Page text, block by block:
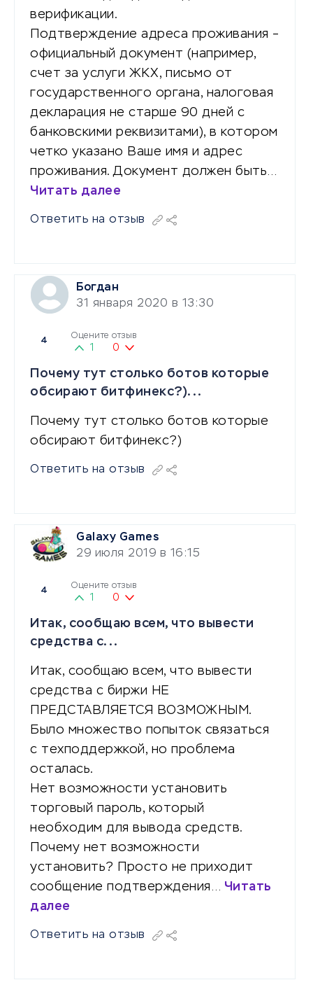
верификации.
Подтверждение адреса проживания –
официальный документ (например,
счет за услуги ЖКХ, письмо от
государственного органа, налоговая
декларация не старше 90 дней с
банковскими реквизитами), в котором
четко указано Ваше имя и адрес
проживания. Документ должен быть…
Читать далее
Ответить на отзыв
Богдан
31 января 2020 в 13:30
4
Оцените отзыв
1 0
Почему тут столько ботов которые
обсирают битфинекс?)...
Почему тут столько ботов которые
обсирают битфинекс?)
Ответить на отзыв
Galaxy Games
29 июля 2019 в 16:15
4
Оцените отзыв
1 0
Итак, сообщаю всем, что вывести
средства с...
Итак, сообщаю всем, что вывести
средства с биржи НЕ
ПРЕДСТАВЛЯЕТСЯ ВОЗМОЖНЫМ.
Было множество попыток связаться
с техподдержкой, но проблема
осталась.
Нет возможности установить
торговый пароль, который
необходим для вывода средств.
Почему нет возможности
установить? Просто не приходит
сообщение подтверждения… Читать
далее
Ответить на отзыв